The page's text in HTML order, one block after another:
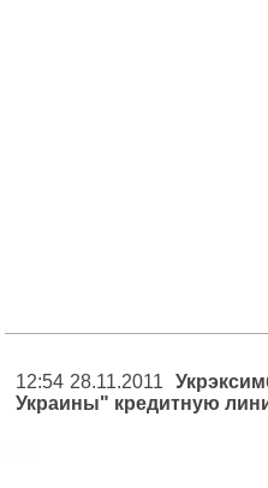
12:54 28.11.2011
Украины" кредитную